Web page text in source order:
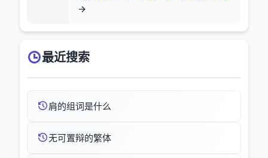
最近搜索
肩的组词是什么
无可置辩的繁体